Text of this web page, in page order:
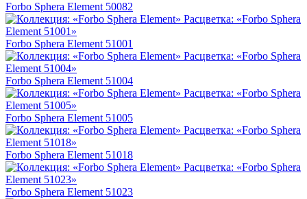
Forbo Sphera Element 50082
Forbo Sphera Element 51001
Forbo Sphera Element 51004
Forbo Sphera Element 51005
Forbo Sphera Element 51018
Forbo Sphera Element 51023